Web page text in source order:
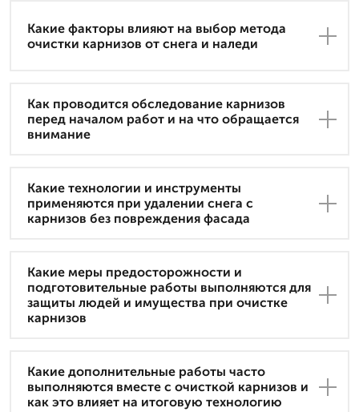
Какие факторы влияют на выбор метода
очистки карнизов от снега и наледи
Как проводится обследование карнизов
перед началом работ и на что обращается
внимание
Какие технологии и инструменты
применяются при удалении снега с
карнизов без повреждения фасада
Какие меры предосторожности и
подготовительные работы выполняются для
защиты людей и имущества при очистке
карнизов
Какие дополнительные работы часто
выполняются вместе с очисткой карнизов и
как это влияет на итоговую технологию